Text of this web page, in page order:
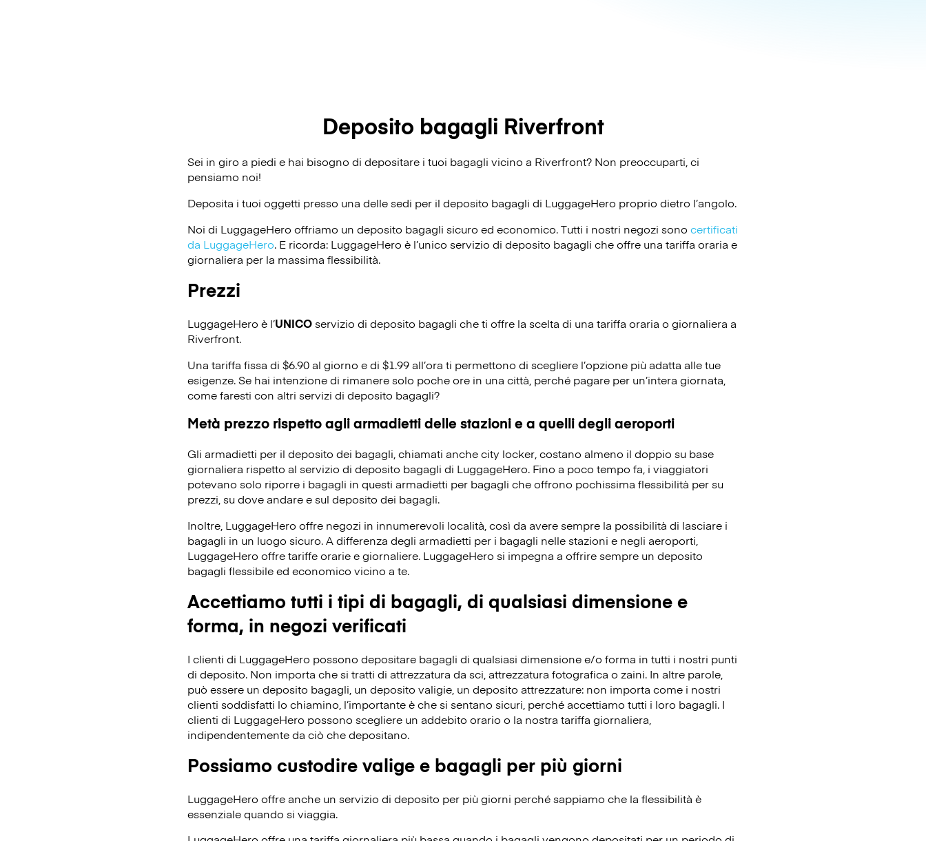
Deposito bagagli Riverfront
Sei in giro a piedi e hai bisogno di depositare i tuoi bagagli vicino a Riverfront? Non preoccuparti, ci
pensiamo noi!
Deposita i tuoi oggetti presso una delle sedi per il deposito bagagli di LuggageHero proprio dietro l’angolo.
Noi di LuggageHero offriamo un deposito bagagli sicuro ed economico. Tutti i nostri negozi sono certificati
da LuggageHero. E ricorda: LuggageHero è l’unico servizio di deposito bagagli che offre una tariffa oraria e
giornaliera per la massima flessibilità.
Prezzi
LuggageHero è l’UNICOservizio di deposito bagagli che ti offre la scelta di una tariffa oraria o giornaliera a
Riverfront.
Una tariffa fissa di $6.90 al giorno e di $1.99 all’ora ti permettono di scegliere l’opzione più adatta alle tue
esigenze. Se hai intenzione di rimanere solo poche ore in una città, perché pagare per un’intera giornata,
come faresti con altri servizi di deposito bagagli?
Metà prezzo rispetto agli armadietti delle stazioni e a quelli degli aeroporti
Gli armadietti per il deposito dei bagagli, chiamati anche city locker, costano almeno il doppio su base
giornaliera rispetto al servizio di deposito bagagli di LuggageHero. Fino a poco tempo fa, i viaggiatori
potevano solo riporre i bagagli in questi armadietti per bagagli che offrono pochissima flessibilità per su
prezzi, su dove andare e sul deposito dei bagagli.
Inoltre, LuggageHero offre negozi in innumerevoli località, così da avere sempre la possibilità di lasciare i
bagagli in un luogo sicuro. A differenza degli armadietti per i bagagli nelle stazioni e negli aeroporti,
LuggageHero offre tariffe orarie e giornaliere. LuggageHero si impegna a offrire sempre un deposito
bagagli flessibile ed economico vicino a te.
Accettiamo tutti i tipi di bagagli, di qualsiasi dimensione e
forma, in negozi verificati
I clienti di LuggageHero possono depositare bagagli di qualsiasi dimensione e/o forma in tutti i nostri punti
di deposito. Non importa che si tratti di attrezzatura da sci, attrezzatura fotografica o zaini. In altre parole,
può essere un deposito bagagli, un deposito valigie, un deposito attrezzature: non importa come i nostri
clienti soddisfatti lo chiamino, l’importante è che si sentano sicuri, perché accettiamo tutti i loro bagagli. I
clienti di LuggageHero possono scegliere un addebito orario o la nostra tariffa giornaliera,
indipendentemente da ciò che depositano.
Possiamo custodire valige e bagagli per più giorni
LuggageHero offre anche un servizio di deposito per più giorni perché sappiamo che la flessibilità è
essenziale quando si viaggia.